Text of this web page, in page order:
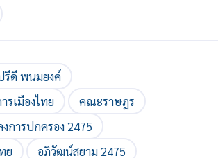
รีดี พนมยงค์
รเมืองไทย
คณะราษฎร
การปกครอง 2475
ย
อภิวัฒน์สยาม 2475